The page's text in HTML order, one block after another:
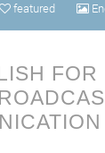
featured
FOR